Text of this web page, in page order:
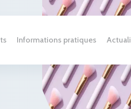
Informations pratiques